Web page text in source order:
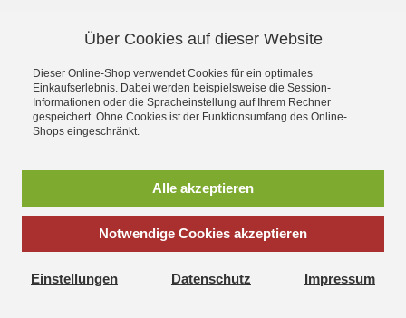
Get informed about the latest
products and offers per email.
Newsletter
*incl. tax, plus
Über Cookies auf dieser Website
Dieser Online-Shop verwendet Cookies für ein optimales
Einkaufserlebnis. Dabei werden beispielsweise die Session-
Informationen oder die Spracheinstellung auf Ihrem Rechner
gespeichert. Ohne Cookies ist der Funktionsumfang des Online-
Shops eingeschränkt.
Alle akzeptieren
Notwendige Cookies akzeptieren
Einstellungen Datenschutz Impressum